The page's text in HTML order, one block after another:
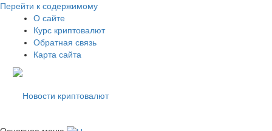
Перейти к содержимому
О сайте
Курс криптовалют
Обратная связь
Карта сайта